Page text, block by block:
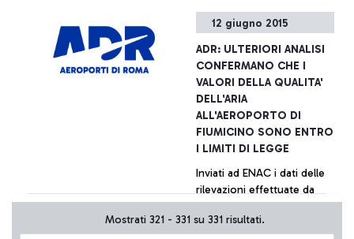
12 giugno 2015
ADR: ULTERIORI ANALISI
CONFERMANO CHE I
VALORI DELLA QUALITA'
DELL'ARIA
ALL'AEROPORTO DI
FIUMICINO SONO ENTRO
I LIMITI DI LEGGE
Inviati ad ENAC i dati delle
rilevazioni effettuate da
diversi centri specializzati
per conto di varie realtà
Mostrati 321 - 331 su 331 risultati.